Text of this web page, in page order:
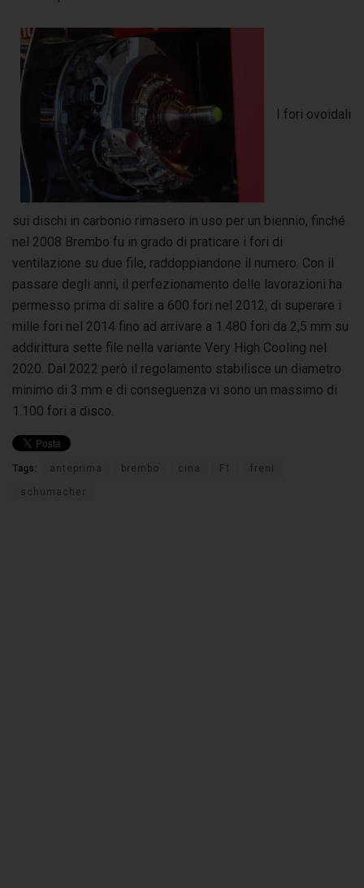
I fori ovoidali
sui dischi in carbonio rimasero in uso per un biennio, finché
nel 2008 Brembo fu in grado di praticare i fori di
ventilazione su due file, raddoppiandone il numero. Con il
passare degli anni, il perfezionamento delle lavorazioni ha
permesso prima di salire a 600 fori nel 2012, di superare i
mille fori nel 2014 fino ad arrivare a 1.480 fori da 2,5 mm su
addirittura sette file nella variante Very High Cooling nel
2020. Dal 2022 però il regolamento stabilisce un diametro
minimo di 3 mm e di conseguenza vi sono un massimo di
1.100 fori a disco.
Tags: anteprima brembo cina F1 freni
schumacher